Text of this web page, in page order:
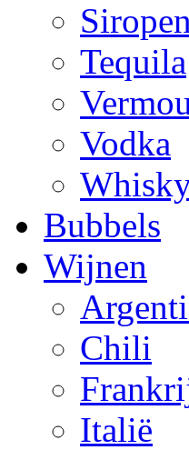
Siropen
Tequila
Vodka
Bubbels
Wijnen
Chili
Italië